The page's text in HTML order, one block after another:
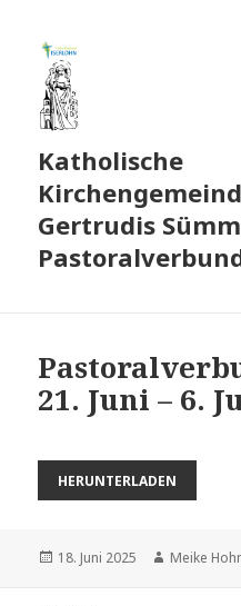
Katholische
Gertrudis
21. Juni – 6.
HERUNTERLADEN
Veröffentlicht
18. Juni 2025 Autor
Meike